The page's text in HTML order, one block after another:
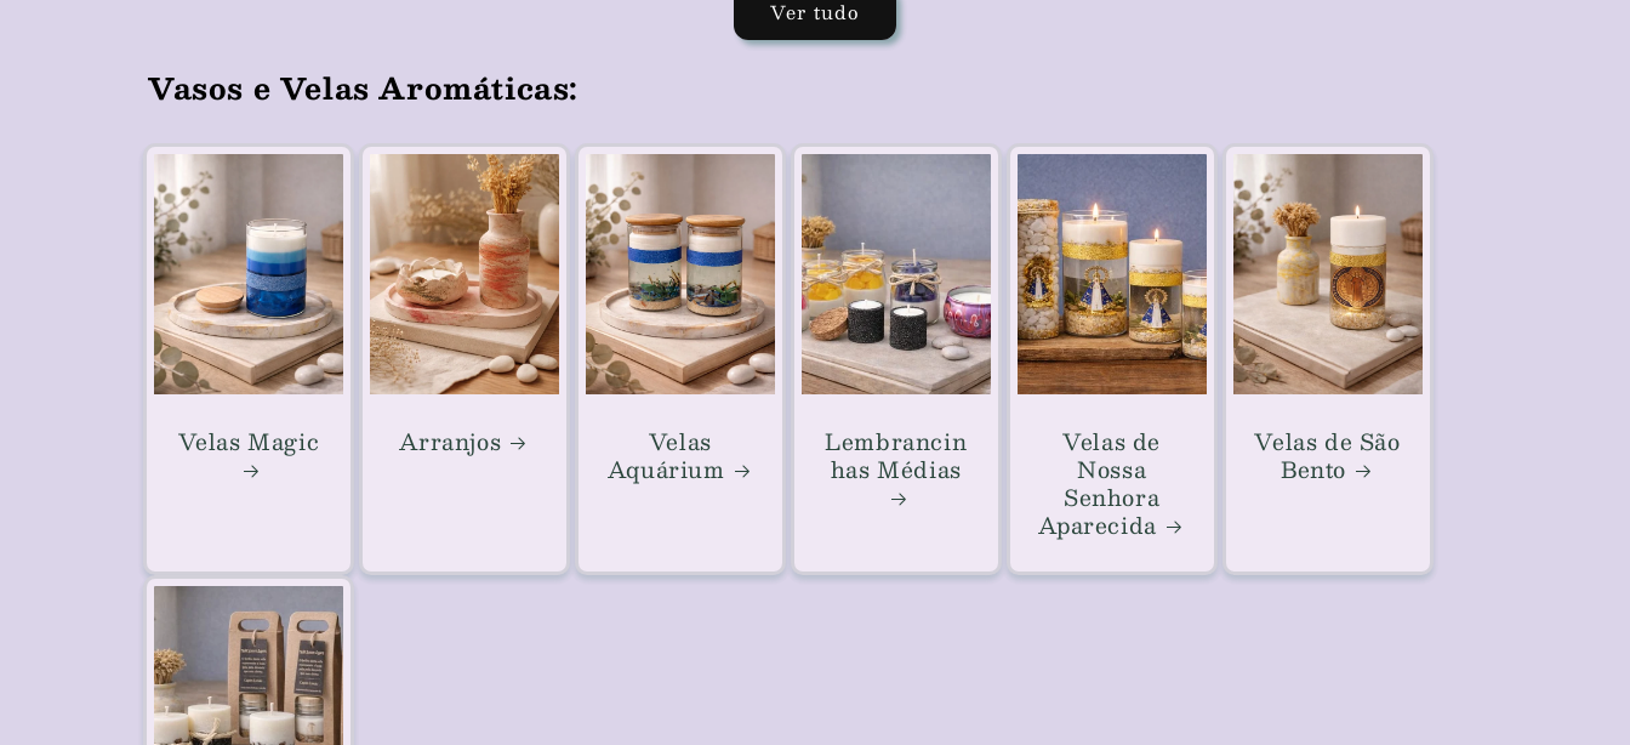
Ver tudo
Vasos e Velas Aromáticas:
Velas Magic Arranjos Velas
Aquárium
Lembrancin
has Médias
Velas de
Nossa
Senhora
Aparecida
Velas de São
Bento